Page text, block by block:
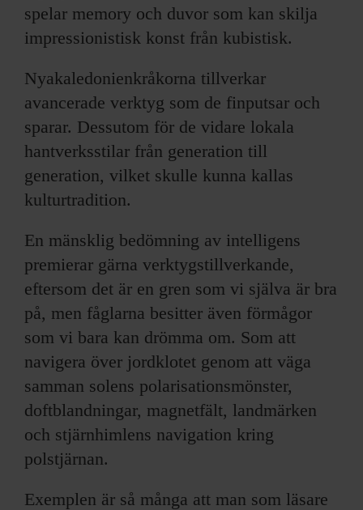
spelar memory och duvor som kan skilja
impressionistisk konst från kubistisk.
Nyakaledonienkråkorna tillverkar
avancerade verktyg som de finputsar och
sparar. Dessutom för de vidare lokala
hantverksstilar från generation till
generation, vilket skulle kunna kallas
kulturtradition.
En mänsklig bedömning av intelligens
premierar gärna verktygstillverkande,
eftersom det är en gren som vi själva är bra
på, men fåglarna besitter även förmågor
som vi bara kan drömma om. Som att
navigera över jordklotet genom att väga
samman solens polarisationsmönster,
doftblandningar, magnetfält, landmärken
och stjärnhimlens navigation kring
polstjärnan.
Exemplen är så många att man som läsare